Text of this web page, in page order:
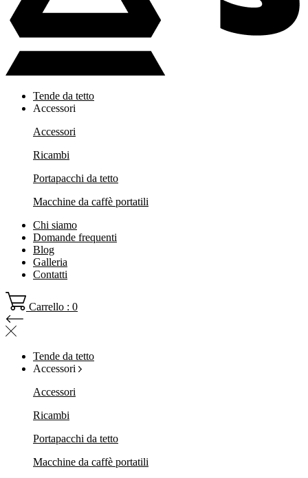
Tende da tetto
Accessori
Accessori
Ricambi
Portapacchi da tetto
Macchine da caffè portatili
Chi siamo
Domande frequenti
Blog
Galleria
Contatti
Carrello : 0
Tende da tetto
Accessori
Accessori
Ricambi
Portapacchi da tetto
Macchine da caffè portatili